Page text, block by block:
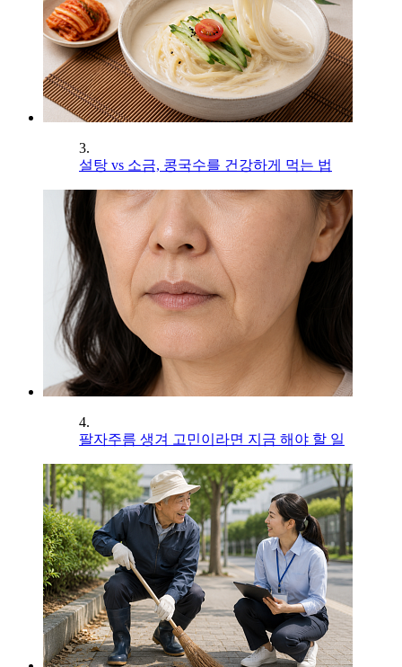
3.
설탕 vs 소금, 콩국수를 건강하게 먹는 법
4.
팔자주름 생겨 고민이라면 지금 해야 할 일